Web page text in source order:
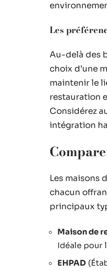
Les
Au-delà des
choix d’une
maintenir le
restauration
Considérez
intégration
Les maisons
chacun
principaux
Maison de
Idéale pour
EHPAD